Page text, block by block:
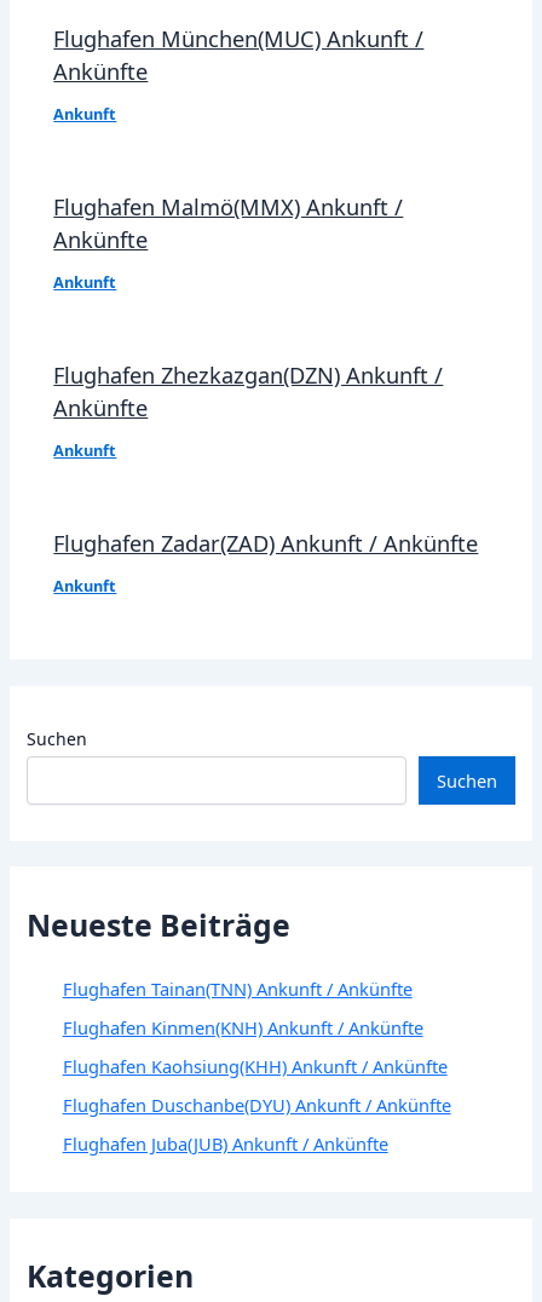
Flughafen München(MUC) Ankunft /
Ankünfte
Ankunft
Flughafen Malmö(MMX) Ankunft /
Ankünfte
Ankunft
Flughafen Zhezkazgan(DZN) Ankunft /
Ankünfte
Ankunft
Flughafen Zadar(ZAD) Ankunft / Ankünfte
Ankunft
Suchen
Suchen
Neueste Beiträge
Flughafen Tainan(TNN) Ankunft / Ankünfte
Flughafen Kinmen(KNH) Ankunft / Ankünfte
Flughafen Kaohsiung(KHH) Ankunft / Ankünfte
Flughafen Duschanbe(DYU) Ankunft / Ankünfte
Flughafen Juba(JUB) Ankunft / Ankünfte
Kategorien